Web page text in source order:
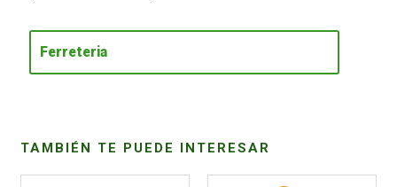
Ferreteria
TAMBIÉN TE PUEDE INTERESAR